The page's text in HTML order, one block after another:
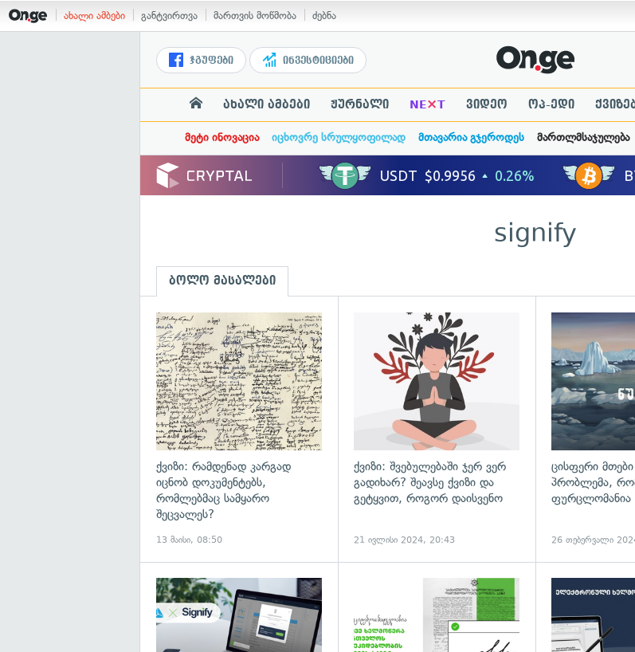
ახალი ამბები განტვირთვა მართვის მოწმობა ძებნა
ჯგუფები ინვესტიციები
ახალი ამბები ჟურნალი NE×T ვიდეო ოპ-ედი
მეტი ინოვაცია იცხოვრე სრულყოფილად მთავარია გჯეროდეს მართლმსაჯულება
signify
ბოლო მასალები
ქვიზი: რამდენად კარგად
იცნობ დოკუმენტებს,
რომლებმაც სამყარო
შეცვალეს?
13 მაისი, 08:50
ქვიზი: შვებულებაში ჯერ ვერ
გადიხარ? შეავსე ქვიზი და
გეტყვით, როგორ დაისვენო
21 ივლისი 2024, 20:43
ცისფერი
პრობლემა,
ფურცლომანია
26 თებერვალი
გადახედვა